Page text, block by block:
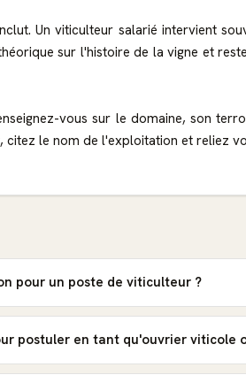
Un viticulteur salarié intervient
sur l'histoire de la vigne et
vous sur le domaine, son
le nom de l'exploitation et reliez
pour un poste de viticulteur ?
postuler en tant qu'ouvrier viticole